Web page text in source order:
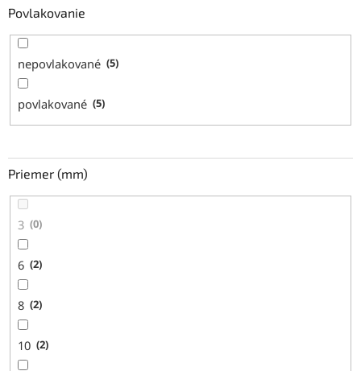
Povlakovanie
nepovlakované 5
povlakované 5
Priemer (mm)
3 0
6 2
8 2
10 2